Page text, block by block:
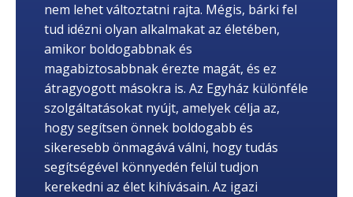
nem lehet változtatni rajta. Mégis, bárki fel
tud idézni olyan alkalmakat az életében,
amikor boldogabbnak és
magabiztosabbnak érezte magát, és ez
átragyogott másokra is. Az Egyház különféle
szolgáltatásokat nyújt, amelyek célja az,
hogy segítsen önnek boldogabb és
sikeresebb önmagává válni, hogy tudás
segítségével könnyedén felül tudjon
kerekedni az élet kihívásain. Az igazi